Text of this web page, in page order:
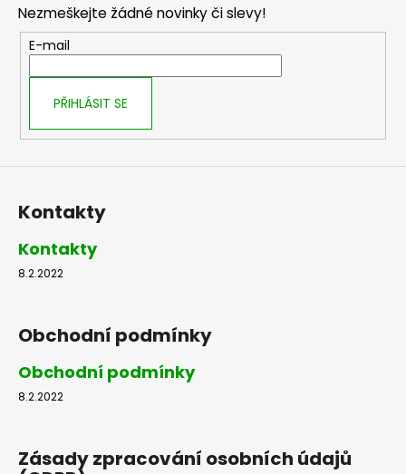
a
c
í
p
k
v
Nezmeškejte žádné novinky či slevy!
E-mail
PŘIHLÁSIT SE
Kontakty
Kontakty
8.2.2022
Obchodní podmínky
Obchodní podmínky
8.2.2022
Zásady zpracování osobních údajů